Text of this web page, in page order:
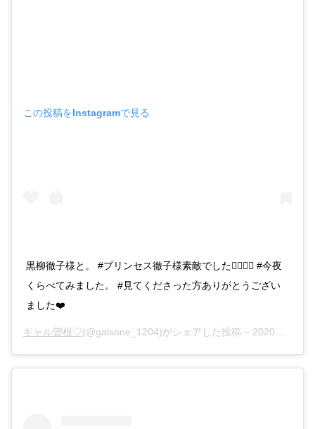
この投稿をInstagramで見る
黒柳徹子様と。 #プリンセス徹子様素敵でした🧚🏻‍♀️✨ #今夜
くらべてみました。 #見てくださった方ありがとうござい
ました❤️
ギャル曽根♡(@galsone_1204)がシェアした投稿 – 2020年 3月月19日午前8時07分PDT